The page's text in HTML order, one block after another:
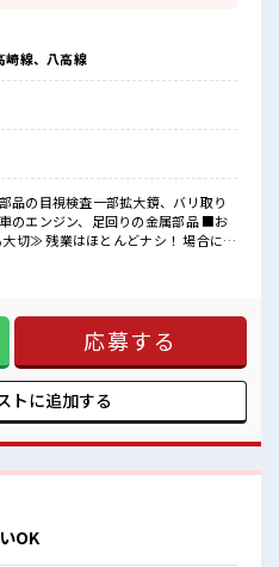
に悩まずOK♪
きそう≫
不安だけど、
指していきましょう！
！
ーもOKなのはウレシイPoint☆
崎線、八高線
品の目視検査一部拡大鏡、バリ取り
のエンジン、足回りの金属部品 ■お
切≫ 残業はほとんどナシ！ 場合によ
あります♪ ≪モチベーションもUP≫
レンジするのは不安だけど、 しっか
す！ イチからスキルUP・ステップ
！ ≪自分に合った期間で働ける≫ 福
場の雰囲気 派手すぎ
ーもOKなのはウレシイPoint☆ 20代
験が浅くてもOK！ ここから経験積
応募する
トに追加する
OK